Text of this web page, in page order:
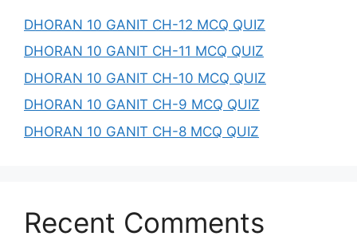
DHORAN 10 GANIT CH-12 MCQ QUIZ
DHORAN 10 GANIT CH-11 MCQ QUIZ
DHORAN 10 GANIT CH-10 MCQ QUIZ
DHORAN 10 GANIT CH-9 MCQ QUIZ
DHORAN 10 GANIT CH-8 MCQ QUIZ
Recent Comments